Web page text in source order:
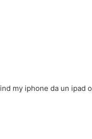
my iphone da un ipad o